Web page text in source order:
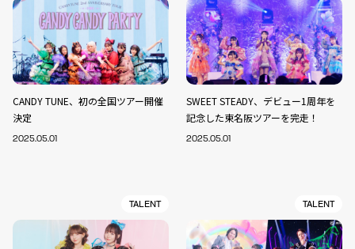
CANDY TUNE、初の全国ツアー開催
決定
2025.05.01
SWEET STEADY、デビュー1周年を
記念した東名阪ツアーを完走！
2025.05.01
TALENT TALENT